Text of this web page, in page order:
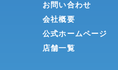
お問い合わせ
会社概要
公式ホームページ
店舗一覧